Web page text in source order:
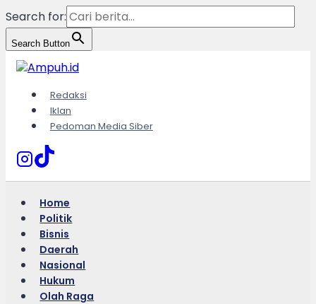
Search for:
Search Button
Skip
to
content
Redaksi
Iklan
Pedoman Media Siber
Home
Politik
Bisnis
Daerah
Nasional
Hukum
Olah Raga